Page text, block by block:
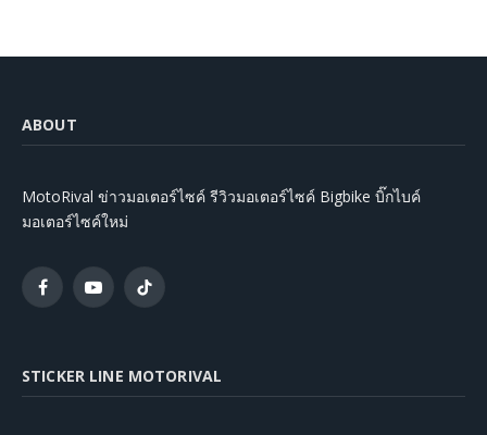
ABOUT
MotoRival ข่าวมอเตอร์ไซค์ รีวิวมอเตอร์ไซค์ Bigbike บิ๊กไบค์
มอเตอร์ไซค์ใหม่
FacebookYouTubeTikTok
STICKER LINE MOTORIVAL